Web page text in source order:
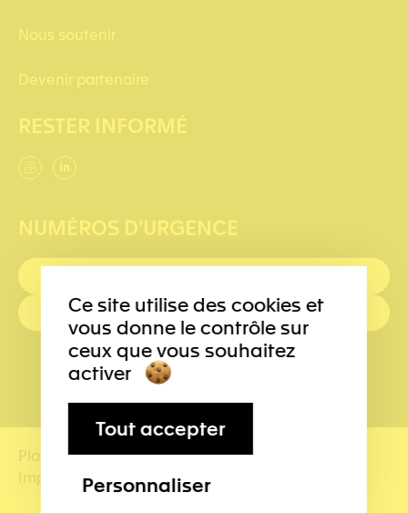
Nous soutenir
Devenir partenaire
RESTER INFORMÉ
NUMÉROS D'URGENCE
POLICE: 117
Plan du site
Conditions d’utilisation
Impressum
Gestion des données
Ce site utilise des cookies et
vous donne le contrôle sur
ceux que vous souhaitez
activer
Tout accepter
Personnaliser